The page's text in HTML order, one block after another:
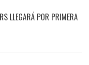
LLEGARÁ POR PRIMERA